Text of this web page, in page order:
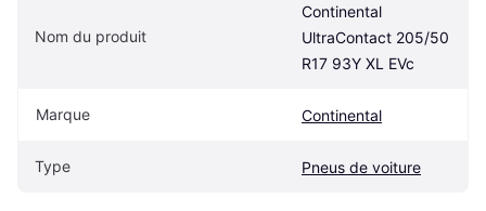
Nom du produit
Continental
UltraContact 205/50
R17 93Y XL EVc
Marque Continental
Type Pneus de voiture